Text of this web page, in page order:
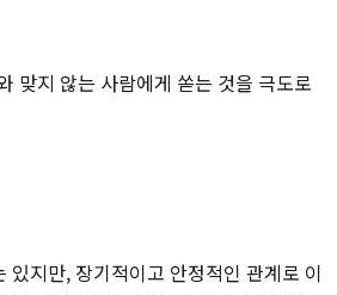
맞지 않는 사람에게 쏟는 것을 극도로
지만, 장기적이고 안정적인 관계로 이